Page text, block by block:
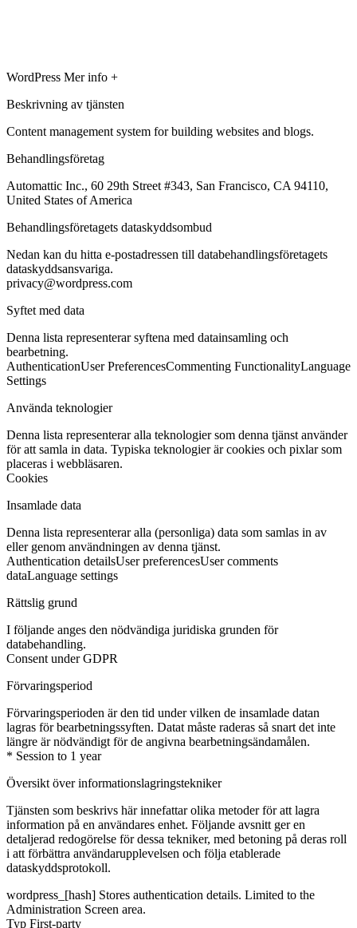
WordPress Mer info +
Beskrivning av tjänsten
Content management system for building websites and blogs.
Behandlingsföretag
Automattic Inc., 60 29th Street #343, San Francisco, CA 94110,
United States of America
Behandlingsföretagets dataskyddsombud
Nedan kan du hitta e-postadressen till databehandlingsföretagets
dataskyddsansvariga.
privacy@wordpress.com
Syftet med data
Denna lista representerar syftena med datainsamling och
bearbetning.
AuthenticationUser PreferencesCommenting FunctionalityLanguage
Settings
Använda teknologier
Denna lista representerar alla teknologier som denna tjänst använder
för att samla in data. Typiska teknologier är cookies och pixlar som
placeras i webbläsaren.
Cookies
Insamlade data
Denna lista representerar alla (personliga) data som samlas in av
eller genom användningen av denna tjänst.
Authentication detailsUser preferencesUser comments
dataLanguage settings
Rättslig grund
I följande anges den nödvändiga juridiska grunden för
databehandling.
Consent under GDPR
Förvaringsperiod
Förvaringsperioden är den tid under vilken de insamlade datan
lagras för bearbetningssyften. Datat måste raderas så snart det inte
längre är nödvändigt för de angivna bearbetningsändamålen.
* Session to 1 year
Översikt över informationslagringstekniker
Tjänsten som beskrivs här innefattar olika metoder för att lagra
information på en användares enhet. Följande avsnitt ger en
detaljerad redogörelse för dessa tekniker, med betoning på deras roll
i att förbättra användarupplevelsen och följa etablerade
dataskyddsprotokoll.
wordpress_[hash] Stores authentication details. Limited to the
Administration Screen area.
Typ First-party